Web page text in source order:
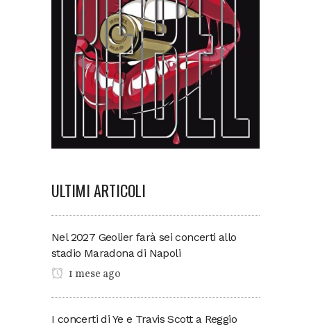
ULTIMI ARTICOLI
Nel 2027 Geolier farà sei concerti allo
stadio Maradona di Napoli
1 mese ago
I concerti di Ye e Travis Scott a Reggio